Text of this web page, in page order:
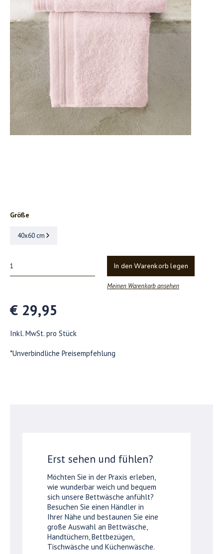
Größe
40x60 cm
In den Warenkorb legen
Meinen Warenkorb ansehen
€ 29,95
Inkl. MwSt. pro Stück
*Unverbindliche Preisempfehlung
Erst sehen und fühlen?
Möchten Sie in der Praxis erleben,
wie wunderbar weich und bequem
sich unsere Bettwäsche anfühlt?
Besuchen Sie einen Händler in
Ihrer Nähe und bestaunen Sie eine
große Auswahl an Bettwäsche,
Handtüchern, Bettbezügen,
Tischwäsche und Küchenwäsche.